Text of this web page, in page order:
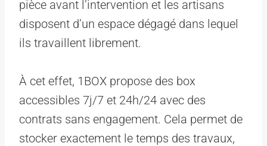
pièce avant l’intervention et les artisans
disposent d’un espace dégagé dans lequel
ils travaillent librement.
À cet effet, 1BOX propose des box
accessibles 7j/7 et 24h/24 avec des
contrats sans engagement. Cela permet de
stocker exactement le temps des travaux,